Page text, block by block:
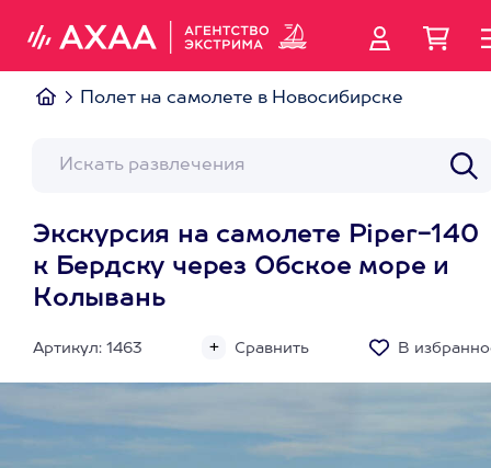
Полет на самолете в Новосибирске
Экскурсия на самолете Piper-140
к Бердску через Обское море и
Колывань
Артикул: 1463 Сравнить В